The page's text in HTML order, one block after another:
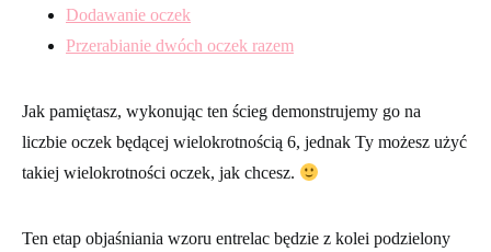
Dodawanie oczek
Przerabianie dwóch oczek razem
Jak pamiętasz, wykonując ten ścieg demonstrujemy go na
liczbie oczek będącej wielokrotnością 6, jednak Ty możesz użyć
takiej wielokrotności oczek, jak chcesz.
Ten etap objaśniania wzoru entrelac będzie z kolei podzielony